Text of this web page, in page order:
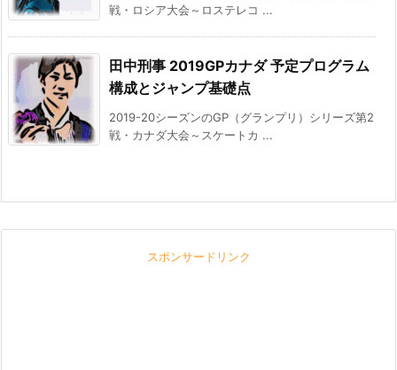
戦・ロシア大会～ロステレコ ...
田中刑事 2019GPカナダ 予定プログラム
構成とジャンプ基礎点
2019-20シーズンのGP（グランプリ）シリーズ第2
戦・カナダ大会～スケートカ ...
スポンサードリンク